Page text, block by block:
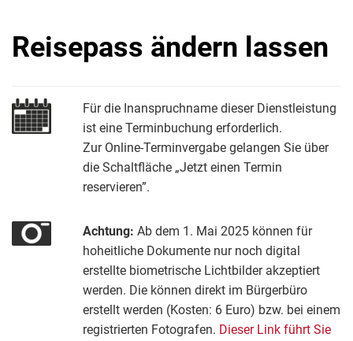
Reisepass ändern lassen
Für die Inanspruchname dieser Dienstleistung
ist eine Terminbuchung erforderlich.
Zur Online-Terminvergabe gelangen Sie über
die Schaltfläche „Jetzt einen Termin
reservieren”.
Achtung: Ab dem 1. Mai 2025 können für
hoheitliche Dokumente nur noch digital
erstellte biometrische Lichtbilder akzeptiert
werden. Die können direkt im Bürgerbüro
erstellt werden (Kosten: 6 Euro) bzw. bei einem
registrierten Fotografen. Dieser Link führt Sie